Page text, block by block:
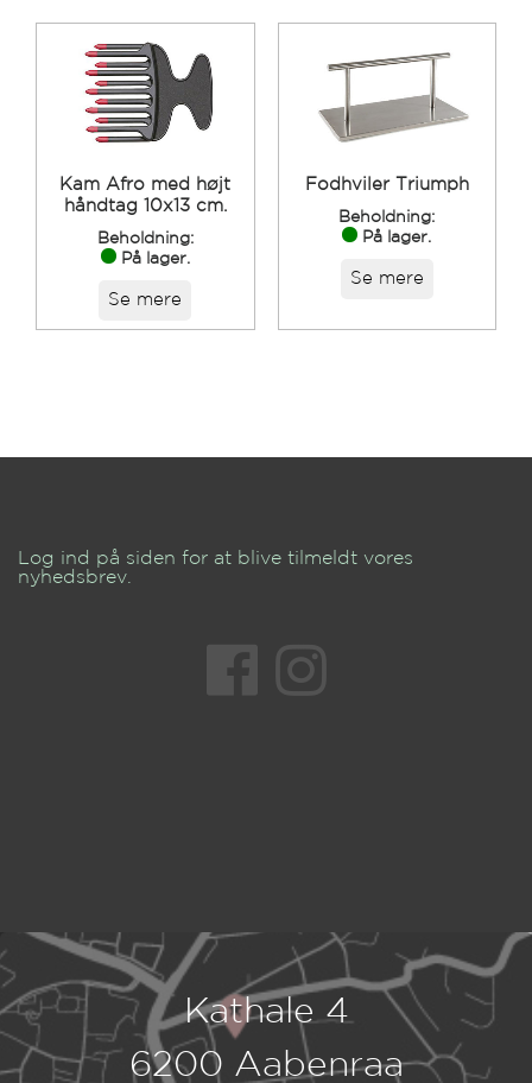
Kam Afro med højt
håndtag 10x13 cm.
Beholdning:
På lager.
Se mere
Fodhviler Triumph
Beholdning:
På lager.
Se mere
Log ind på siden for at blive tilmeldt vores
nyhedsbrev.
Kathale 4
6200 Aabenraa